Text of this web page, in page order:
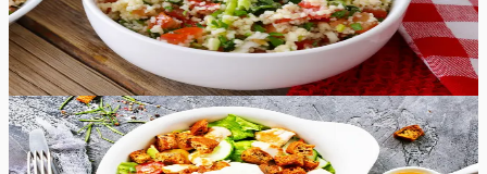
mis sisaldab bulgurit ja rohkelt peterselli.
40min
6tk
Keskmine
5.0Hinnang:(8)
Caesari salat kanaga